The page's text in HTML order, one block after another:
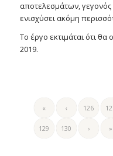
αποτελεσμάτων,
ενισχύσει ακόμη
Το έργο εκτιμάται ότι θα
2019.
« ‹ 126
129 130 › »